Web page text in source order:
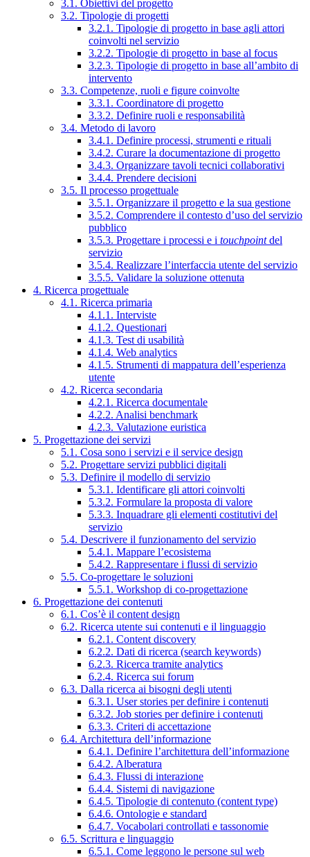
3.1. Obiettivi del progetto
3.2. Tipologie di progetti
3.2.1. Tipologie di progetto in base agli attori
coinvolti nel servizio
3.2.2. Tipologie di progetto in base al focus
3.2.3. Tipologie di progetto in base all’ambito di
intervento
3.3. Competenze, ruoli e figure coinvolte
3.3.1. Coordinatore di progetto
3.3.2. Definire ruoli e responsabilità
3.4. Metodo di lavoro
3.4.1. Definire processi, strumenti e rituali
3.4.2. Curare la documentazione di progetto
3.4.3. Organizzare tavoli tecnici collaborativi
3.4.4. Prendere decisioni
3.5. Il processo progettuale
3.5.1. Organizzare il progetto e la sua gestione
3.5.2. Comprendere il contesto d’uso del servizio
pubblico
3.5.3. Progettare i processi e i touchpointdel
servizio
3.5.4. Realizzare l’interfaccia utente del servizio
3.5.5. Validare la soluzione ottenuta
4. Ricerca progettuale
4.1. Ricerca primaria
4.1.1. Interviste
4.1.2. Questionari
4.1.3. Test di usabilità
4.1.4. Web analytics
4.1.5. Strumenti di mappatura dell’esperienza
utente
4.2. Ricerca secondaria
4.2.1. Ricerca documentale
4.2.2. Analisi benchmark
4.2.3. Valutazione euristica
5. Progettazione dei servizi
5.1. Cosa sono i servizi e il service design
5.2. Progettare servizi pubblici digitali
5.3. Definire il modello di servizio
5.3.1. Identificare gli attori coinvolti
5.3.2. Formulare la proposta di valore
5.3.3. Inquadrare gli elementi costitutivi del
servizio
5.4. Descrivere il funzionamento del servizio
5.4.1. Mappare l’ecosistema
5.4.2. Rappresentare i flussi di servizio
5.5. Co-progettare le soluzioni
5.5.1. Workshop di co-progettazione
6. Progettazione dei contenuti
6.1. Cos’è il content design
6.2. Ricerca utente sui contenuti e il linguaggio
6.2.1. Content discovery
6.2.2. Dati di ricerca (search keywords)
6.2.3. Ricerca tramite analytics
6.2.4. Ricerca sui forum
6.3. Dalla ricerca ai bisogni degli utenti
6.3.1. User stories per definire i contenuti
6.3.2. Job stories per definire i contenuti
6.3.3. Criteri di accettazione
6.4. Architettura dell’informazione
6.4.1. Definire l’architettura dell’informazione
6.4.2. Alberatura
6.4.3. Flussi di interazione
6.4.4. Sistemi di navigazione
6.4.5. Tipologie di contenuto (content type)
6.4.6. Ontologie e standard
6.4.7. Vocabolari controllati e tassonomie
6.5. Scrittura e linguaggio
6.5.1. Come leggono le persone sul web